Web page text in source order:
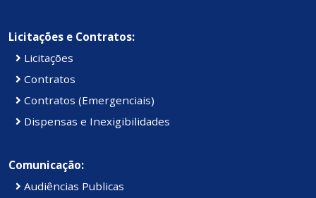
Licitações e Contratos:
Licitações
Contratos
Contratos (Emergenciais)
Dispensas e Inexigibilidades
Comunicação:
Audiências Publicas